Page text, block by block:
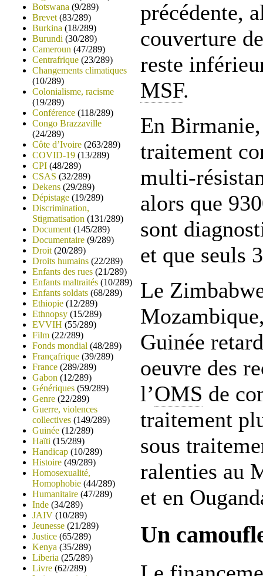
Botswana (9/289)
Brevet (83/289)
Burkina (18/289)
Burundi (30/289)
Cameroun (47/289)
Centrafrique (23/289)
Changements climatiques
(10/289)
Colonialisme, racisme
(19/289)
Conférence (118/289)
Congo Brazzaville
(24/289)
Côte d’Ivoire (263/289)
COVID-19 (13/289)
CPI (48/289)
CSAS (32/289)
Dekens (29/289)
Dépistage (19/289)
Discrimination,
Stigmatisation (131/289)
Document (145/289)
Documentaire (9/289)
Droit (20/289)
Droits humains (22/289)
Enfants des rues (21/289)
Enfants maltraités (10/289)
Enfants soldats (68/289)
Ethiopie (12/289)
Ethnopsy (15/289)
EVVIH (55/289)
Film (22/289)
Fonds mondial (48/289)
Françafrique (39/289)
France (289/289)
Gabon (12/289)
Génériques (59/289)
Genre (22/289)
Guerre, violences
collectives (149/289)
Guinée (12/289)
Haïti (15/289)
Handicap (10/289)
Histoire (49/289)
Homosexualité,
Homophobie (44/289)
Humanitaire (47/289)
Inde (34/289)
JAIV (10/289)
Jeunesse (21/289)
Justice (65/289)
Kenya (35/289)
Liberia (25/289)
Livre (62/289)
précédente,
couverture
reste
MSF.
En
traitement
multi-
alors que
sont
et que seuls
Le
Guinée
oeuvre des
l’OMS de
traitement
sous
ralenties au
et en
Un